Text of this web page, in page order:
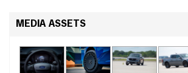
MEDIA ASSETS